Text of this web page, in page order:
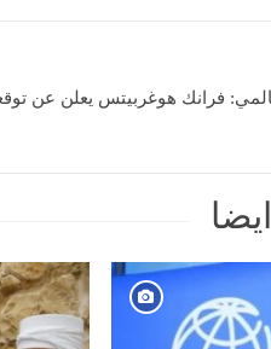
فرانك هوغربيتس يعلن عن